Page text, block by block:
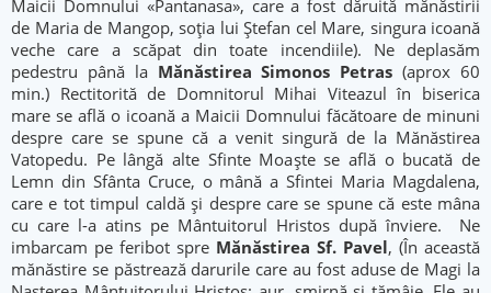
Maicii Domnului «Pantanasa», care a fost dăruită mănăstirii
de Maria de Mangop, soția lui Ștefan cel Mare, singura icoană
veche care a scăpat din toate incendiile). Ne deplasăm
pedestru până la Mănăstirea Simonos Petras (aprox 60
min.) Rectitorită de Domnitorul Mihai Viteazul în biserica
mare se află o icoană a Maicii Domnului făcătoare de minuni
despre care se spune că a venit singură de la Mănăstirea
Vatopedu. Pe lângă alte Sfinte Moaște se află o bucată de
Lemn din Sfânta Cruce, o mână a Sfintei Maria Magdalena,
care e tot timpul caldă și despre care se spune că este mâna
cu care l-a atins pe Mântuitorul Hristos după înviere. Ne
imbarcam pe feribot spre Mănăstirea Sf. Pavel, (În această
mănăstire se păstrează darurile care au fost aduse de Magi la